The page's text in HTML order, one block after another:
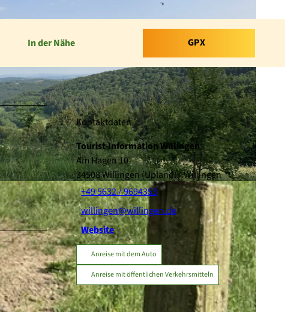
CC-BY-SA
In der Nähe GPX
Kontaktdaten
Tourist-Information Willingen
Am Hagen 10
34508Willingen (Upland)- Willingen
+49 5632 / 9694353
willingen@willingen.de
Website
Anreise mit dem Auto
Anreise mit öffentlichen Verkehrsmitteln